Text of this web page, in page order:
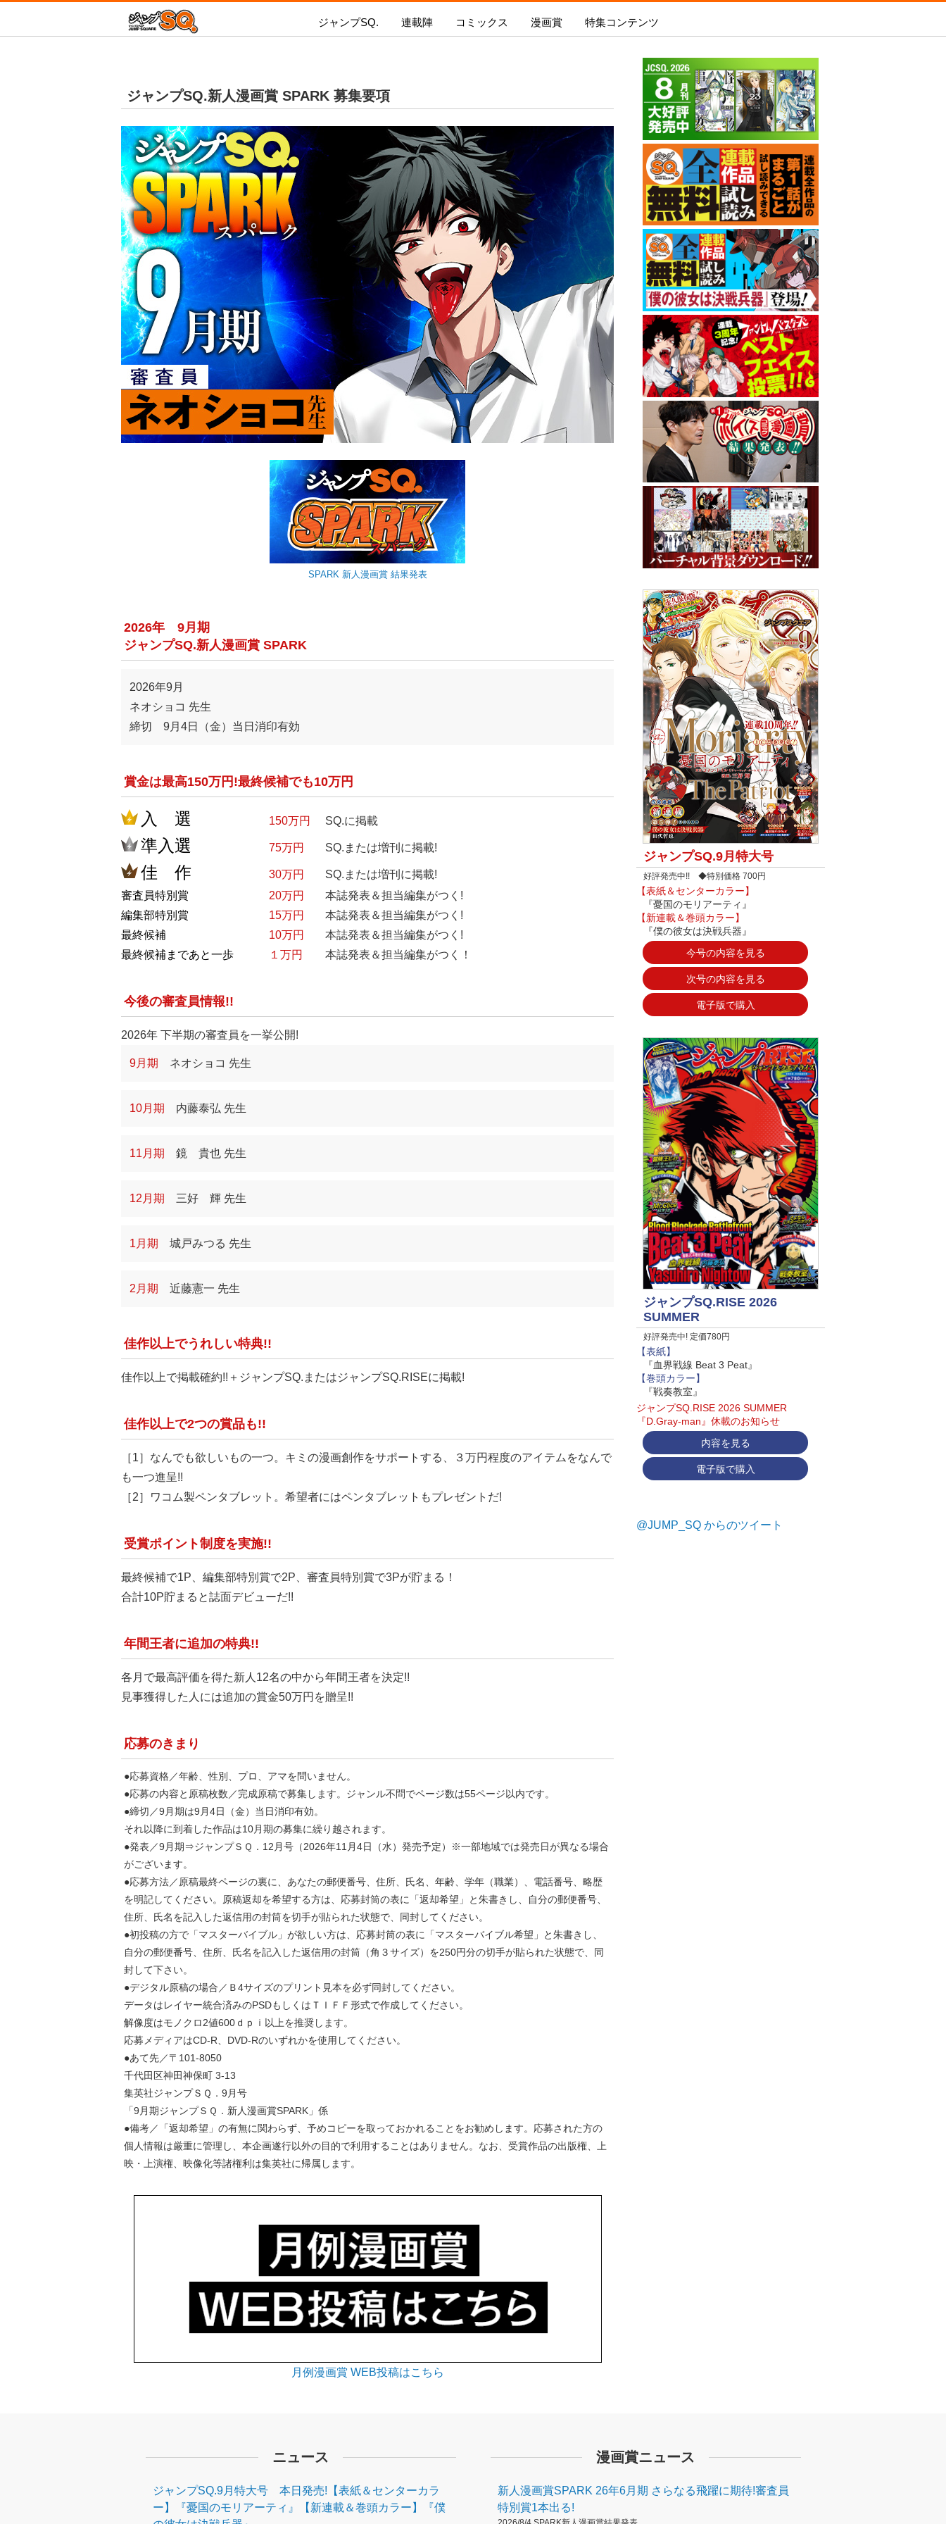
ジャンプSQ.
次号の内容を見る
電子版で購入
ジャンプSQ.とは？
ジャンプSQ.RISE 2026 SUMMER
内容を見る
電子版で購入
連載陣
青の祓魔師
放課後の王子様
この音とまれ！
終わりのセラフ
血界戦線 Beat 3 Peat
Mr.Clice
冒険王ビィト
ダークギャザリング
カワイスギクライシス
戦奏教室
極楽街
ファントムバスターズ
茜部先生は照れ知らず
あめとうみ
いろはの門
ましろくんの補講アトリエ
魔王城サイドウェイ
銀魂 3年Z組銀八先生
アオの解
オダロク
ラビットチェイサー
彼岸の螢
レイバイデイ
僕の彼女は決戦兵器
コミックス
次月発売のコミックス
漫画賞
募集要項
新人漫画賞SPARK
結果発表
ボイスコミック漫画賞 結
果発表!
新人漫画賞SPARK
二代目年間王者決定!!
新人漫画賞SPARK
WEB投稿
WEB持ち込み募集
原稿の直接申し込み
特集コンテンツ
ジャンプSQ.全連載作品無料試し読み
青の祓魔師15周年記念サイト
『新テニスの王子様』シーンを予想して「打って
る！！」「打たれてる！」を当てよう！
ジャンプSQ.新人漫画賞 SPARK 募集要項
SPARK 新人漫画賞 結果発表
2026年 9月期
ジャンプSQ.新人漫画賞 SPARK
2026年9月
ネオショコ 先生
締切 9月4日（金）当日消印有効
賞金は最高150万円!最終候補でも10万円
入 選 150万円 SQ.に掲載
準入選 75万円 SQ.または増刊に掲載!
佳 作 30万円
SQ.または増刊に掲載!
審査員特別賞
20万円
本誌発表＆担当編集がつく!
編集部特別賞
15万円
本誌発表＆担当編集がつく!
最終候補
10万円
本誌発表＆担当編集がつく!
最終候補まであと一歩
１万円 本誌発表＆担当編集がつく！
今後の審査員情報!!
2026年 下半期の審査員を一挙公開!
9月期 ネオショコ 先生
10月期 内藤泰弘 先生
11月期 鏡 貴也 先生
12月期 三好 輝 先生
1月期 城戸みつる 先生
2月期 近藤憲一 先生
佳作以上でうれしい特典!!
佳作以上で掲載確約!!＋ジャンプSQ.またはジャンプSQ.RISEに掲載!
佳作以上で2つの賞品も!!
［1］なんでも欲しいもの一つ。キミの漫画創作をサポートする、３万円程度のアイテムをなんで
も一つ進呈!!
［2］ワコム製ペンタブレット。希望者にはペンタブレットもプレゼントだ!
受賞ポイント制度を実施!!
最終候補で1P、編集部特別賞で2P、審査員特別賞で3Pが貯まる！
合計10P貯まると誌面デビューだ!!
年間王者に追加の特典!!
各月で最高評価を得た新人12名の中から年間王者を決定!!
見事獲得した人には追加の賞金50万円を贈呈!!
応募のきまり
●応募資格／年齢、性別、プロ、アマを問いません。
●応募の内容と原稿枚数／完成原稿で募集します。ジャンル不問でページ数は55ページ以内です。
●締切／9月期は9月4日（金）当日消印有効。
それ以降に到着した作品は10月期の募集に繰り越されます。
●発表／9月期⇒ジャンプＳＱ．12月号（2026年11月4日（水）発売予定）※一部地域では発売日が異なる場合
がございます。
●応募方法／原稿最終ページの裏に、あなたの郵便番号、住所、氏名、年齢、学年（職業）、電話番号、略歴
を明記してください。原稿返却を希望する方は、応募封筒の表に「返却希望」と朱書きし、自分の郵便番号、
住所、氏名を記入した返信用の封筒を切手が貼られた状態で、同封してください。
●初投稿の方で「マスターバイブル」が欲しい方は、応募封筒の表に「マスターバイブル希望」と朱書きし、
自分の郵便番号、住所、氏名を記入した返信用の封筒（角３サイズ）を250円分の切手が貼られた状態で、同
封して下さい。
●デジタル原稿の場合／Ｂ4サイズのプリント見本を必ず同封してください。
データはレイヤー統合済みのPSDもしくはＴＩＦＦ形式で作成してください。
解像度はモノクロ2値600ｄｐｉ以上を推奨します。
応募メディアはCD-R、DVD-Rのいずれかを使用してください。
●あて先／〒101-8050
千代田区神田神保町 3-13
集英社ジャンプＳＱ．9月号
「9月期ジャンプＳＱ．新人漫画賞SPARK」係
●備考／「返却希望」の有無に関わらず、予めコピーを取っておかれることをお勧めします。応募された方の
個人情報は厳重に管理し、本企画遂行以外の目的で利用することはありません。なお、受賞作品の出版権、上
映・上演権、映像化等諸権利は集英社に帰属します。
月例漫画賞 WEB投稿はこちら
ジャンプSQ.9月特大号
好評発売中!! ◆特別価格 700円
【表紙＆センターカラー】
『憂国のモリアーティ』
【新連載＆巻頭カラー】
『僕の彼女は決戦兵器』
今号の内容を見る
次号の内容を見る
電子版で購入
ジャンプSQ.RISE 2026
SUMMER
好評発売中! 定価780円
【表紙】
『血界戦線 Beat 3 Peat』
【巻頭カラー】
『戦奏教室』
ジャンプSQ.RISE 2026 SUMMER
『D.Gray-man』休載のお知らせ
内容を見る
電子版で購入
@JUMP_SQ からのツイート
ニュース
ジャンプSQ.9月特大号 本日発売!【表紙＆センターカラ
ー】『憂国のモリアーティ』【新連載＆巻頭カラー】『僕
漫画賞ニュース
新人漫画賞SPARK 26年6月期 さらなる飛躍に期待!審査員
特別賞1本出る!